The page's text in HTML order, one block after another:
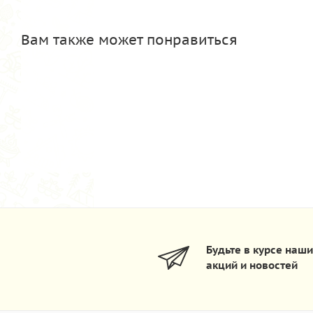
Вам также может понравиться
Будьте в курсе
акций и новостей